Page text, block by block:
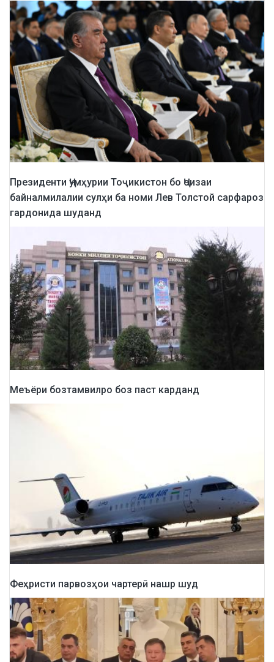
Президенти Ҷумҳурии Тоҷикистон бо Ҷоизаи
байналмилалии сулҳи ба номи Лев Толстой сарфароз
гардонида шуданд
Меъёри бозтамвилро боз паст карданд
Феҳристи парвозҳои чартерӣ нашр шуд